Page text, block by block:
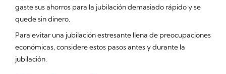
gaste sus ahorros para la jubilación demasiado rápido y se
quede sin dinero.
Para evitar una jubilación estresante llena de preocupaciones
económicas, considere estos pasos antes y durante la
jubilación.